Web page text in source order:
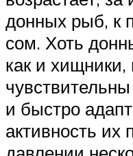
донных рыб, к
сом. Хоть
как и
и быстро
активность